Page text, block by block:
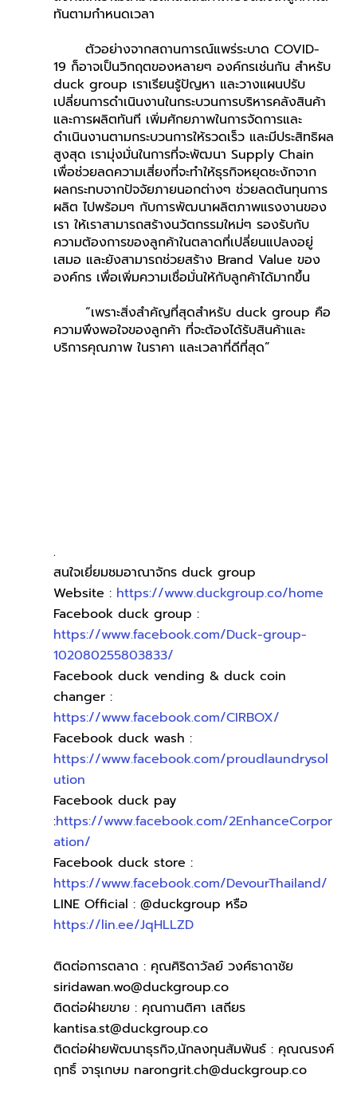
ทันตามกำหนดเวลา
19 ก็อาจเป็นวิกฤตของหลายๆ องค์กรเช่นกัน สำหรับ
duck group เราเรียนรู้ปัญหา และวางแผนปรับ
เปลี่ยนการดำเนินงานในกระบวนการบริหารคลังสินค้า
และการผลิตทันที เพิ่มศักยภาพในการจัดการและ
ดำเนินงานตามกระบวนการให้รวดเร็ว และมีประสิทธิผล
สูงสุด เรามุ่งมั่นในการที่จะพัฒนา Supply Chain
เพื่อช่วยลดความเสี่ยงที่จะทำให้ธุรกิจหยุดชะงักจาก
ผลกระทบจากปัจจัยภายนอกต่างๆ ช่วยลดต้นทุนการ
ผลิต ไปพร้อมๆ กับการพัฒนาผลิตภาพแรงงานของ
เรา ให้เราสามารถสร้างนวัตกรรมใหม่ๆ รองรับกับ
ความต้องการของลูกค้าในตลาดที่เปลี่ยนแปลงอยู่
เสมอ และยังสามารถช่วยสร้าง Brand Value ของ
องค์กร เพื่อเพิ่มความเชื่อมั่นให้กับลูกค้าได้มากขึ้น
ความพึงพอใจของลูกค้า ที่จะต้องได้รับสินค้าและ
บริการคุณภาพ ในราคา และเวลาที่ดีที่สุด”
.
สนใจเยี่ยมชมอาณาจักร duck group
Website : https://www.duckgroup.co/home
Facebook duck group :
https://www.facebook.com/Duck-group-
102080255803833/
Facebook duck vending & duck coin
changer :
https://www.facebook.com/CIRBOX/
Facebook duck wash :
https://www.facebook.com/proudlaundrysol
ution
Facebook duck pay
:https://www.facebook.com/2EnhanceCorpor
ation/
Facebook duck store :
https://www.facebook.com/DevourThailand/
LINE Official : @duckgroup หรือ
https://lin.ee/JqHLLZD
ติดต่อการตลาด : คุณศิริดาวัลย์ วงศ์ธาดาชัย
siridawan.wo@duckgroup.co
ติดต่อฝ่ายขาย : คุณกานติศา เสถียร
kantisa.st@duckgroup.co
ติดต่อฝ่ายพัฒนาธุรกิจ,นักลงทุนสัมพันธ์ : คุณณรงค์
ฤทธิ์ จารุเกษม narongrit.ch@duckgroup.co